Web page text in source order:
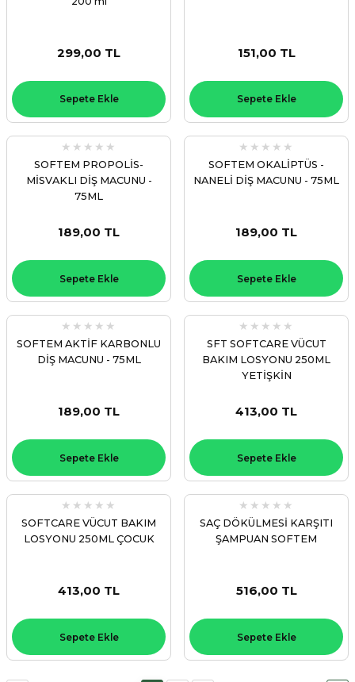
299,00 TL
Sepete Ekle
151,00 TL
Sepete Ekle
SOFTEM PROPOLİS-
MİSVAKLI DİŞ MACUNU -
75ML
189,00 TL
Sepete Ekle
SOFTEM OKALİPTÜS -
NANELİ DİŞ MACUNU - 75ML
189,00 TL
Sepete Ekle
SOFTEM AKTİF KARBONLU
DİŞ MACUNU - 75ML
189,00 TL
Sepete Ekle
SFT SOFTCARE VÜCUT
BAKIM LOSYONU 250ML
YETİŞKİN
413,00 TL
Sepete Ekle
SOFTCARE VÜCUT BAKIM
LOSYONU 250ML ÇOCUK
413,00 TL
Sepete Ekle
SAÇ DÖKÜLMESİ KARŞITI
ŞAMPUAN SOFTEM
516,00 TL
Sepete Ekle